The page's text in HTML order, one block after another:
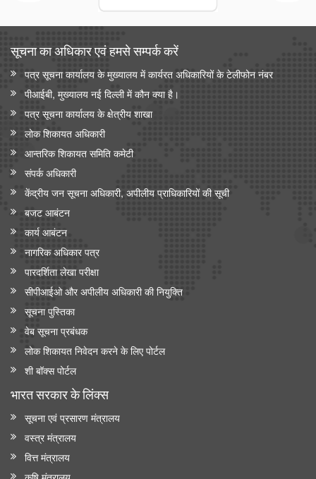
सूचना का अधिकार एवं हमसे सम्‍पर्क करें
पत्र सूचना कार्यालय के मुख्यालय में कार्यरत अधिकारियों के टेलीफोन नंबर
पीआईबी, मुख्यालय नई दिल्ली में कौन क्या है।
पत्र सूचना कार्यालय के क्षेत्रीय शाखा
लोक शिकायत अधिकारी
आन्‍तरिक शिकायत समिति कमेटी
संपर्क अधिकारी
केंद्रीय जन सूचना अधिकारी, अपीलीय प्राधिकारियों की सूची
बजट आबंटन
कार्य आबंटन
नागरिक अधिकार पत्र
पारदर्शिता लेखा परीक्षा
सीपीआईओ और अपी‍लीय अधिकारी की नियुक्ति
सूचना पुस्तिका
वेब सूचना प्रबंधक
लोक शिकायत निवेदन करने के लिए पोर्टल
शी बॉक्स पोर्टल
भारत सरकार के लिंक्‍स
सूचना एवं प्रसारण मंत्रालय
वस्त्र मंत्रालय
वित्त मंत्रालय